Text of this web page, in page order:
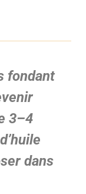
fondant
3–4
dans